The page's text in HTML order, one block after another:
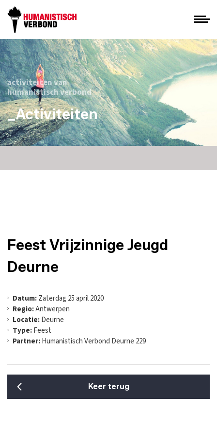
activiteiten van
humanistisch verbond
_Activiteiten
Feest Vrijzinnige Jeugd
Deurne
Datum:Zaterdag 25 april 2020
Regio:Antwerpen
Locatie:Deurne
Type:Feest
Partner:Humanistisch Verbond Deurne 229
Keer terug